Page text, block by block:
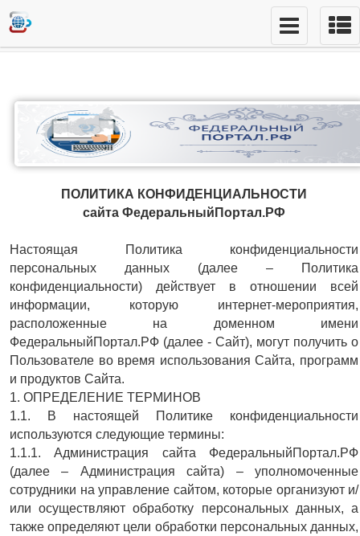
ПОЛИТИКА КОНФИДЕНЦИАЛЬНОСТИ
сайта ФедеральныйПортал.РФ
Настоящая Политика конфиденциальности
персональных данных (далее – Политика
конфиденциальности) действует в отношении всей
информации, которую интернет-мероприятия,
расположенные на доменном имени
ФедеральныйПортал.РФ (далее - Сайт), могут получить о
Пользователе во время использования Сайта, программ
и продуктов Сайта.
1. ОПРЕДЕЛЕНИЕ ТЕРМИНОВ
1.1. В настоящей Политике конфиденциальности
используются следующие термины:
1.1.1. Администрация сайта ФедеральныйПортал.РФ
(далее – Администрация сайта) – уполномоченные
сотрудники на управление сайтом, которые организуют и/
или осуществляют обработку персональных данных, а
также определяют цели обработки персональных данных,